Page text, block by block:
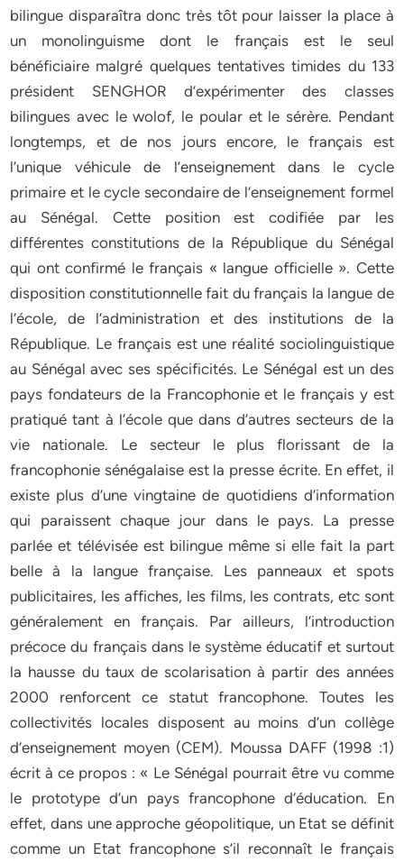
bilingue disparaîtra donc très tôt pour laisser la place à
un monolinguisme dont le français est le seul
bénéficiaire malgré quelques tentatives timides du 133
président SENGHOR d’expérimenter des classes
bilingues avec le wolof, le poular et le sérère. Pendant
longtemps, et de nos jours encore, le français est
l’unique véhicule de l’enseignement dans le cycle
primaire et le cycle secondaire de l’enseignement formel
au Sénégal. Cette position est codifiée par les
différentes constitutions de la République du Sénégal
qui ont confirmé le français « langue officielle ». Cette
disposition constitutionnelle fait du français la langue de
l’école, de l’administration et des institutions de la
République. Le français est une réalité sociolinguistique
au Sénégal avec ses spécificités. Le Sénégal est un des
pays fondateurs de la Francophonie et le français y est
pratiqué tant à l’école que dans d’autres secteurs de la
vie nationale. Le secteur le plus florissant de la
francophonie sénégalaise est la presse écrite. En effet, il
existe plus d’une vingtaine de quotidiens d’information
qui paraissent chaque jour dans le pays. La presse
parlée et télévisée est bilingue même si elle fait la part
belle à la langue française. Les panneaux et spots
publicitaires, les affiches, les films, les contrats, etc sont
généralement en français. Par ailleurs, l’introduction
précoce du français dans le système éducatif et surtout
la hausse du taux de scolarisation à partir des années
2000 renforcent ce statut francophone. Toutes les
collectivités locales disposent au moins d’un collège
d’enseignement moyen (CEM). Moussa DAFF (1998 :1)
écrit à ce propos : « Le Sénégal pourrait être vu comme
le prototype d’un pays francophone d’éducation. En
effet, dans une approche géopolitique, un Etat se définit
comme un Etat francophone s’il reconnaît le français